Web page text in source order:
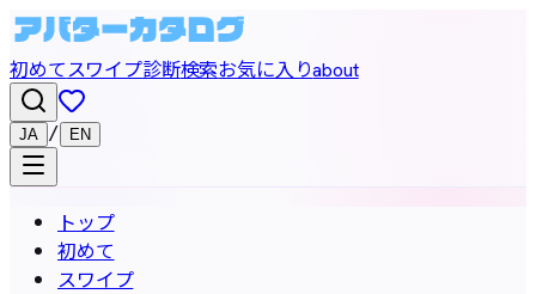
初めてスワイプ診断検索お気に入りabout
JA / EN
トップ
初めて
スワイプ